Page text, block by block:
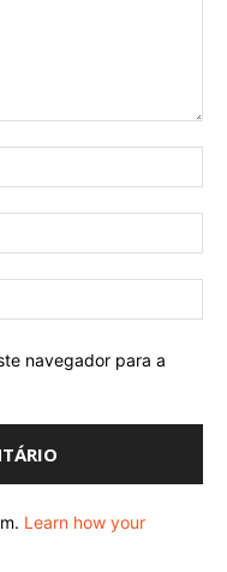
navegador para a
Learn how your